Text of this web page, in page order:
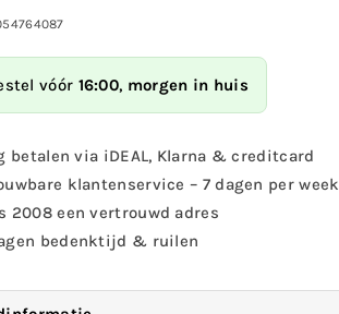
pour
Garden
-
Hippopotame
vóór 16:00, morgen in huis
betalen via iDEAL, Klarna & creditcard
klantenservice – 7 dagen per week
2008 een vertrouwd adres
bedenktijd & ruilen